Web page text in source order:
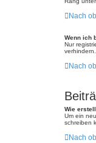
Nach
Wenn ich
Nur
verhindern.
Nach
Wie
Um ein
schreiben
Nach